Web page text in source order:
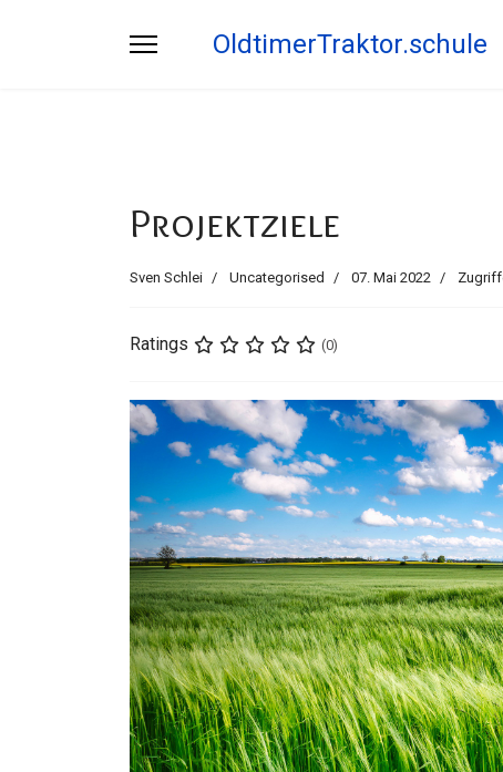
OldtimerTraktor.schule
Projektziele
Sven Schlei Uncategorised 07. Mai 2022
Ratings (0)